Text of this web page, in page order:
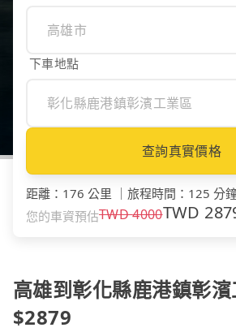
下車地點
查詢真實價格
距離 ： 176 公里 旅程時間 ： 125 分
您的車資預估TWD4000TWD
高雄到彰化縣鹿港鎮彰
$2879